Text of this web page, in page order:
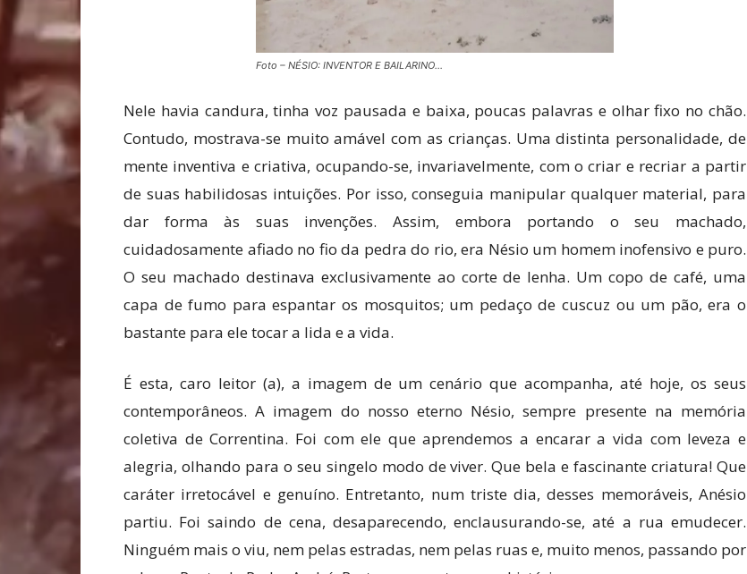
Foto – NÉSIO: INVENTOR E BAILARINO…
Nele havia candura, tinha voz pausada e baixa, poucas palavras e olhar fixo no chão.
Contudo, mostrava-se muito amável com as crianças. Uma distinta personalidade, de
mente inventiva e criativa, ocupando-se, invariavelmente, com o criar e recriar a partir
de suas habilidosas intuições. Por isso, conseguia manipular qualquer material, para
dar forma às suas invenções. Assim, embora portando o seu machado,
cuidadosamente afiado no fio da pedra do rio, era Nésio um homem inofensivo e puro.
O seu machado destinava exclusivamente ao corte de lenha. Um copo de café, uma
capa de fumo para espantar os mosquitos; um pedaço de cuscuz ou um pão, era o
bastante para ele tocar a lida e a vida.
É esta, caro leitor (a), a imagem de um cenário que acompanha, até hoje, os seus
contemporâneos. A imagem do nosso eterno Nésio, sempre presente na memória
coletiva de Correntina. Foi com ele que aprendemos a encarar a vida com leveza e
alegria, olhando para o seu singelo modo de viver. Que bela e fascinante criatura! Que
caráter irretocável e genuíno. Entretanto, num triste dia, desses memoráveis, Anésio
partiu. Foi saindo de cena, desaparecendo, enclausurando-se, até a rua emudecer.
Ninguém mais o viu, nem pelas estradas, nem pelas ruas e, muito menos, passando por